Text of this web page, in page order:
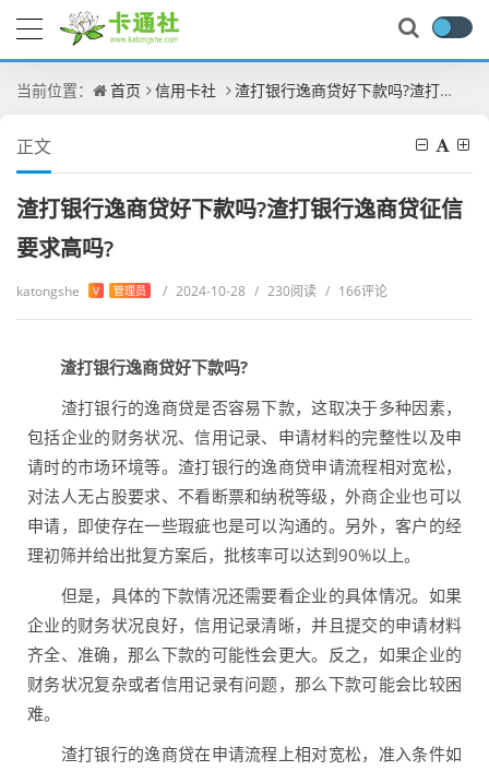
当前位置： 首页 信用卡社 渣打银行逸商贷好下款吗?渣打银行逸商贷征信要求高吗?
正文
渣打银行逸商贷好下款吗?渣打银行逸商贷征信
要求高吗?
katongshe V 管理员 / 2024-10-28 / 230阅读 / 166评论
渣打银行逸商贷好下款吗?
渣打银行的逸商贷是否容易下款，这取决于多种因素，
包括企业的财务状况、信用记录、申请材料的完整性以及申
请时的市场环境等。渣打银行的逸商贷申请流程相对宽松，
对法人无占股要求、不看断票和纳税等级，外商企业也可以
申请，即使存在一些瑕疵也是可以沟通的。另外，客户的经
理初筛并给出批复方案后，批核率可以达到90%以上。
但是，具体的下款情况还需要看企业的具体情况。如果
企业的财务状况良好，信用记录清晰，并且提交的申请材料
齐全、准确，那么下款的可能性会更大。反之，如果企业的
财务状况复杂或者信用记录有问题，那么下款可能会比较困
难。
渣打银行的逸商贷在申请流程上相对宽松，准入条件如